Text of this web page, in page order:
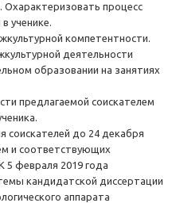
Охарактеризовать процесс
ученике.
компетентности.
деятельности
образовании на занятиях
предлагаемой соискателем
соискателей до 24 декабря
и соответствующих
5 февраля 2019 года
кандидатской диссертации
аппарата